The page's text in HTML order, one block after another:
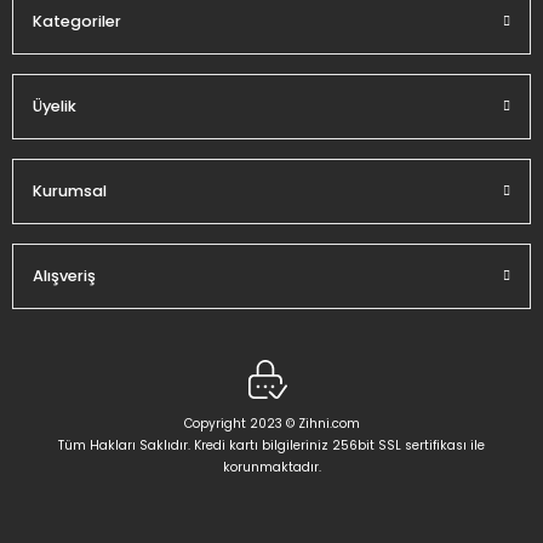
Kategoriler
Üyelik
Kurumsal
Alışveriş
Copyright 2023 © Zihni.com
Tüm Hakları Saklıdır. Kredi kartı bilgileriniz 256bit SSL sertifikası ile
korunmaktadır.